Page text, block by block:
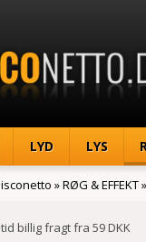
LYD LYS
»RØG & EFFEKT»
billig fragt fra 59 DKK